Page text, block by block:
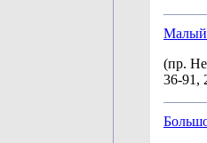
Малый
(пр.
36-91,